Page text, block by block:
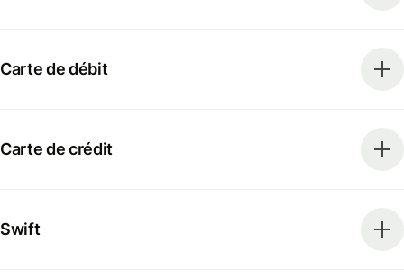
Carte de débit
Carte de crédit
Swift